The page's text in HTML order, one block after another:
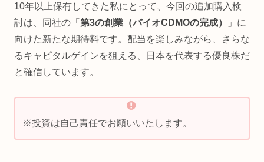
10年以上保有してきた私にとって、今回の追加購入検
討は、同社の「 第3の創業（バイオCDMOの完成）
」に
向けた新たな期待料です。配当を楽しみながら、さらな
るキャピタルゲインを狙える、日本を代表する優良株だ
と確信しています。
※投資は自己責任でお願いいたします。